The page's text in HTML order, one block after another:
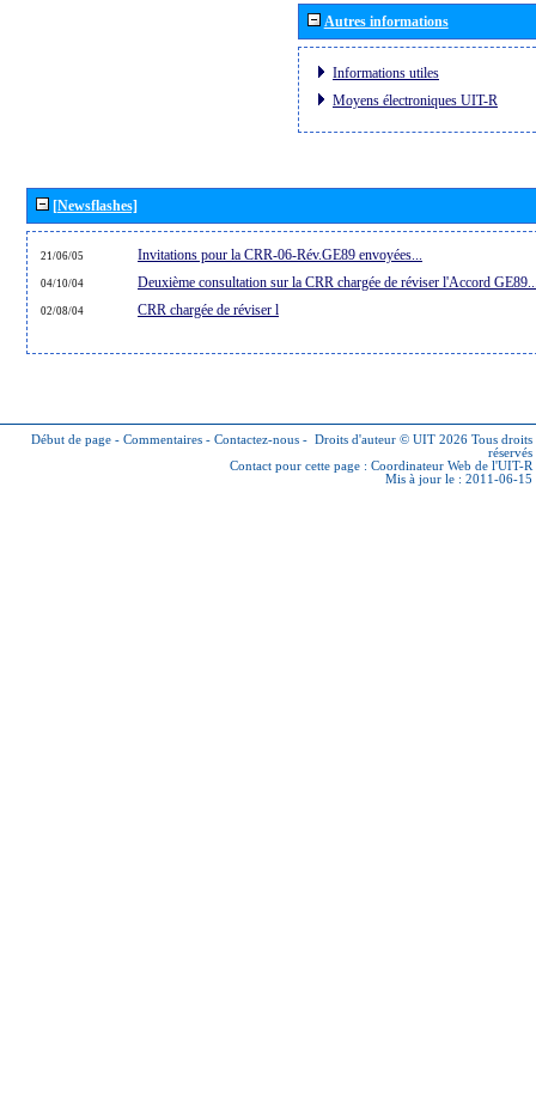
Autres informations
Informations utiles
Moyens électroniques UIT-R
[Newsflashes]
21/06/05 Invitations pour la CRR-06-Rév.GE89 envoyées...
04/10/04 Deuxième consultation sur la CRR chargée de réviser l'Accord
02/08/04 CRR chargée de réviser l
Début de page - Commentaires - Contactez-nous - Droits d'auteur © UIT 2026 Tous droits
réservés
Contact pour cette page : Coordinateur Web de l'UIT-R
Mis à jour le : 2011-06-15